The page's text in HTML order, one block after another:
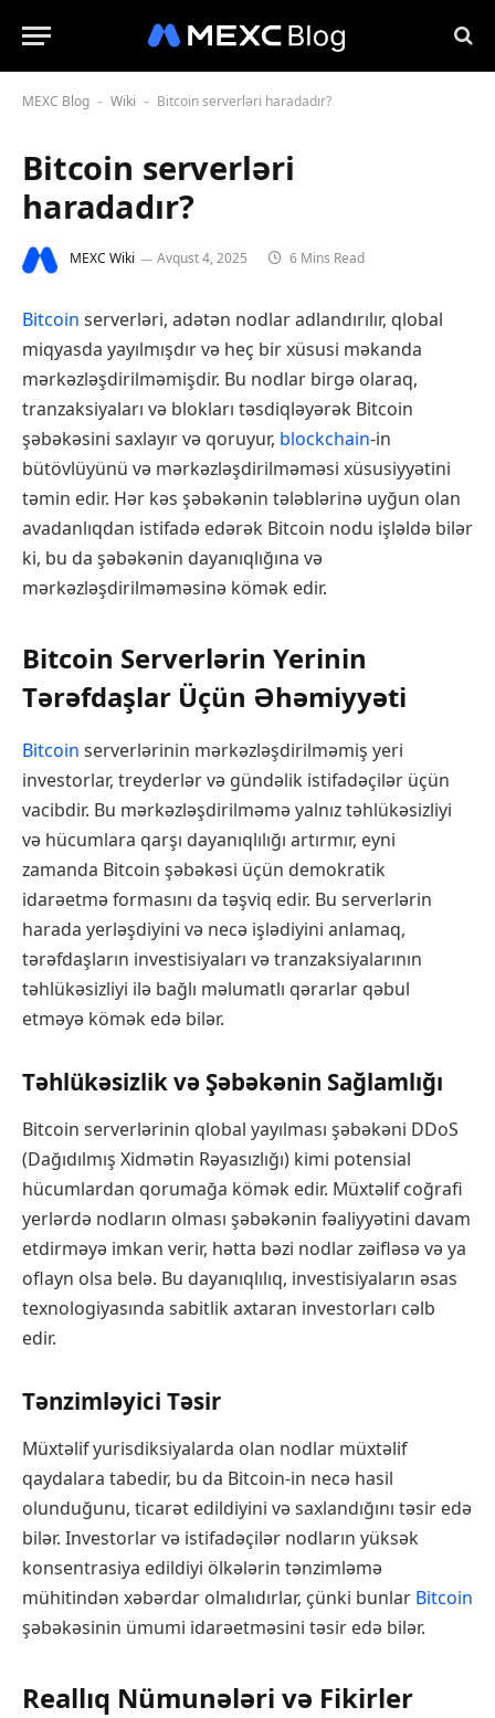
MEXC Blog - Wiki - Bitcoin serverləri haradadır?
Bitcoin serverləri
haradadır?
MEXC Wiki Avqust 4, 2025 6 Mins Read
Bitcoin serverləri, adətən nodlar adlandırılır, qlobal
miqyasda yayılmışdır və heç bir xüsusi məkanda
mərkəzləşdirilməmişdir. Bu nodlar birgə olaraq,
tranzaksiyaları və blokları təsdiqləyərək Bitcoin
şəbəkəsini saxlayır və qoruyur, blockchain-in
bütövlüyünü və mərkəzləşdirilməməsi xüsusiyyətini
təmin edir. Hər kəs şəbəkənin tələblərinə uyğun olan
avadanlıqdan istifadə edərək Bitcoin nodu işləldə bilər
ki, bu da şəbəkənin dayanıqlığına və
mərkəzləşdirilməməsinə kömək edir.
Bitcoin Serverlərin Yerinin
Tərəfdaşlar Üçün Əhəmiyyəti
Bitcoin serverlərinin mərkəzləşdirilməmiş yeri
investorlar, treyderlər və gündəlik istifadəçilər üçün
vacibdir. Bu mərkəzləşdirilməmə yalnız təhlükəsizliyi
və hücumlara qarşı dayanıqlılığı artırmır, eyni
zamanda Bitcoin şəbəkəsi üçün demokratik
idarəetmə formasını da təşviq edir. Bu serverlərin
harada yerləşdiyini və necə işlədiyini anlamaq,
tərəfdaşların investisiyaları və tranzaksiyalarının
təhlükəsizliyi ilə bağlı məlumatlı qərarlar qəbul
etməyə kömək edə bilər.
Təhlükəsizlik və Şəbəkənin Sağlamlığı
Bitcoin serverlərinin qlobal yayılması şəbəkəni DDoS
(Dağıdılmış Xidmətin Rəyasızlığı) kimi potensial
hücumlardan qorumağa kömək edir. Müxtəlif coğrafi
yerlərdə nodların olması şəbəkənin fəaliyyətini davam
etdirməyə imkan verir, hətta bəzi nodlar zəifləsə və ya
oflayn olsa belə. Bu dayanıqlılıq, investisiyaların əsas
texnologiyasında sabitlik axtaran investorları cəlb
edir.
Tənzimləyici Təsir
Müxtəlif yurisdiksiyalarda olan nodlar müxtəlif
qaydalara tabedir, bu da Bitcoin-in necə hasil
olunduğunu, ticarət edildiyini və saxlandığını təsir edə
bilər. Investorlar və istifadəçilər nodların yüksək
konsentrasiya edildiyi ölkələrin tənzimləmə
mühitindən xəbərdar olmalıdırlar, çünki bunlar Bitcoin
şəbəkəsinin ümumi idarəetməsini təsir edə bilər.
Reallıq Nümunələri və Fikirler